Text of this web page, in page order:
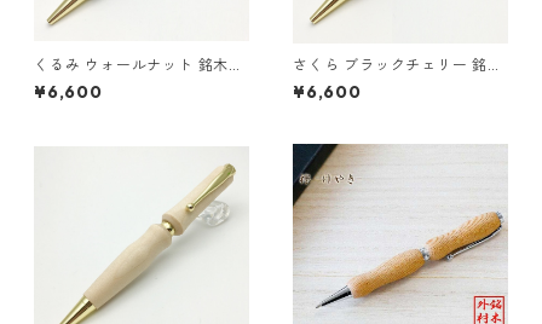
くるみ ウォールナット 銘木ペ
ン ウッド 木のボールペン クロ
スタイプ TWD1703
¥6,600
さくら ブラックチェリー 銘木
ペン ウッド 木のボールペン ク
ロスタイプ TWD1703
¥6,600